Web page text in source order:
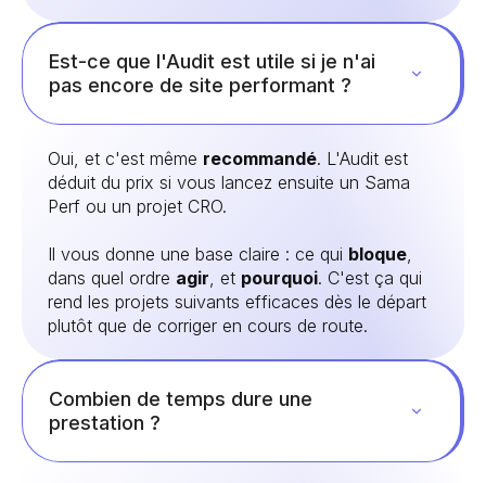
Est-ce que l'Audit est utile si je n'ai
pas encore de site performant ?
Oui, et c'est même recommandé. L'Audit est
déduit du prix si vous lancez ensuite un Sama
Perf ou un projet CRO.
Il vous donne une base claire : ce qui bloque
dans quel ordre agir , et pourquoi. C'est ça qui
rend les projets suivants efficaces dès le départ
plutôt que de corriger en cours de route.
Combien de temps dure une
prestation ?